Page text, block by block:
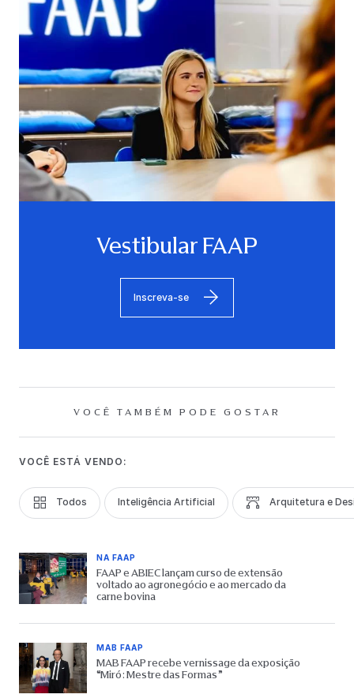
Vestibular FAAP
Inscreva-se
VOCÊ TAMBÉM PODE GOSTAR
VOCÊ ESTÁ VENDO:
Todos Inteligência Artificial Arquitetura e
NA FAAP
FAAP e ABIEC lançam curso de extensão
voltado ao agronegócio e ao mercado da
carne bovina
MAB FAAP
MAB FAAP recebe vernissage da exposição
“Miró: Mestre das Formas”